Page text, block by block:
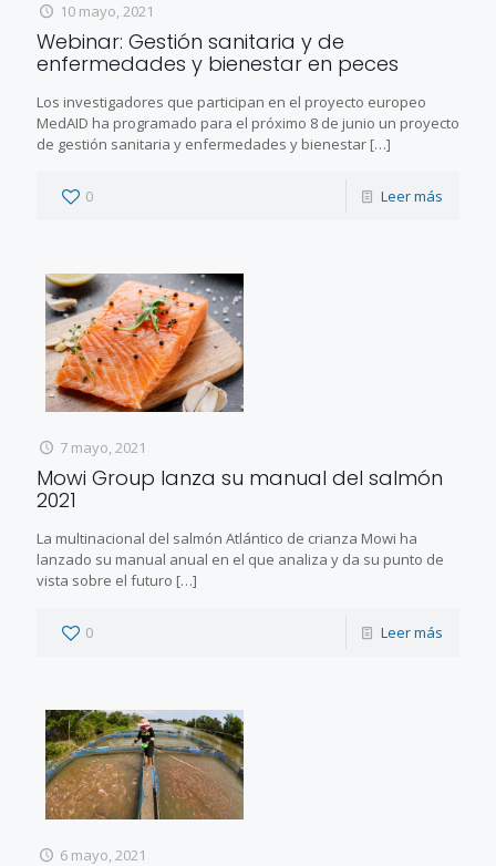
10 mayo, 2021
Webinar: Gestión sanitaria y de
enfermedades y bienestar en peces
Los investigadores que participan en el proyecto europeo
MedAID ha programado para el próximo 8 de junio un proyecto
de gestión sanitaria y enfermedades y bienestar […]
0 Leer más
7 mayo, 2021
Mowi Group lanza su manual del salmón
2021
La multinacional del salmón Atlántico de crianza Mowi ha
lanzado su manual anual en el que analiza y da su punto de
vista sobre el futuro […]
0 Leer más
6 mayo, 2021